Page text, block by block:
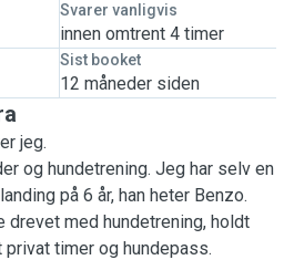
Svarer vanligvis
innen omtrent 4 timer
Sist booket
12 måneder siden
jeg.
og hundetrening. Jeg har selv en
på 6 år, han heter Benzo.
drevet med hundetrening, holdt
timer og hundepass.